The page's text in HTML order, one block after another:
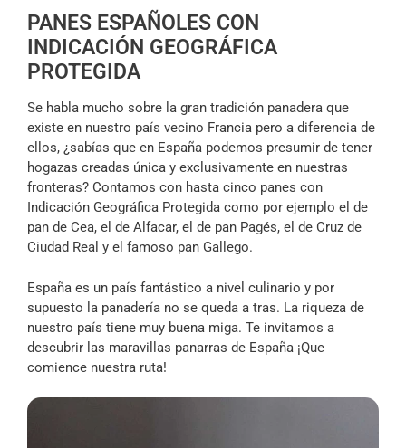
PANES ESPAÑOLES CON
INDICACIÓN GEOGRÁFICA
PROTEGIDA
Se habla mucho sobre la gran tradición panadera que
existe en nuestro país vecino Francia pero a diferencia de
ellos, ¿sabías que en España podemos presumir de tener
hogazas creadas única y exclusivamente en nuestras
fronteras? Contamos con hasta cinco panes con
Indicación Geográfica Protegida como por ejemplo el de
pan de Cea, el de Alfacar, el de pan Pagés, el de Cruz de
Ciudad Real y el famoso pan Gallego.
España es un país fantástico a nivel culinario y por
supuesto la panadería no se queda a tras. La riqueza de
nuestro país tiene muy buena miga. Te invitamos a
descubrir las maravillas panarras de España ¡Que
comience nuestra ruta!